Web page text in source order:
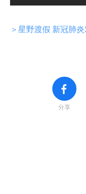
＞星野渡假 新冠肺
分享